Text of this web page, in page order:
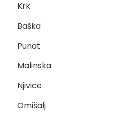
Krk
Baška
Punat
Malinska
Njivice
Omišalj